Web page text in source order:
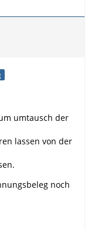
umtausch der
lassen von der
noch